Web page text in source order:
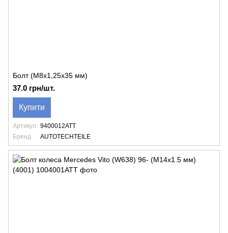
Болт (M8x1,25x35 мм)
37.0 грн/шт.
Купити
Артикул
9400012ATT
Бренд
AUTOTECHTEILE